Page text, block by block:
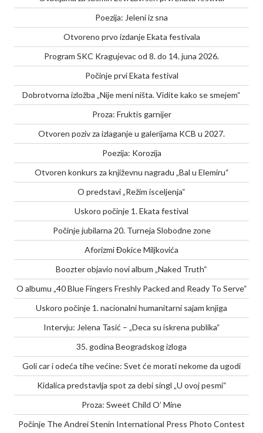
Poezija: Jeleni iz sna
Otvoreno prvo izdanje Ekata festivala
Program SKC Kragujevac od 8. do 14. juna 2026.
Počinje prvi Ekata festival
Dobrotvorna izložba „Nije meni ništa. Vidite kako se smejem“
Proza: Fruktis garnijer
Otvoren poziv za izlaganje u galerijama KCB u 2027.
Poezija: Korozija
Otvoren konkurs za književnu nagradu „Bal u Elemiru“
O predstavi „Režim isceljenja“
Uskoro počinje 1. Ekata festival
Počinje jubilarna 20. Turneja Slobodne zone
Aforizmi Đokice Miljkovića
Boozter objavio novi album „Naked Truth“
O albumu „40 Blue Fingers Freshly Packed and Ready To Serve“
Uskoro počinje 1. nacionalni humanitarni sajam knjiga
Intervju: Jelena Tasić – „Deca su iskrena publika“
35. godina Beogradskog izloga
Goli car i odeća tihe većine: Svet će morati nekome da ugodi
Kidalica predstavlja spot za debi singl „U ovoj pesmi“
Proza: Sweet Child O’ Mine
Počinje The Andrei Stenin International Press Photo Contest